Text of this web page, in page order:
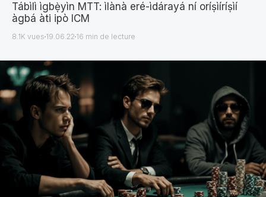
Tábìlì ìgbẹ̀yìn MTT: ìlànà eré-ìdárayá ní oríṣìíríṣìí
àgbá àti ipò ICM
8.1K vues 19.06.22 16 min de lecture